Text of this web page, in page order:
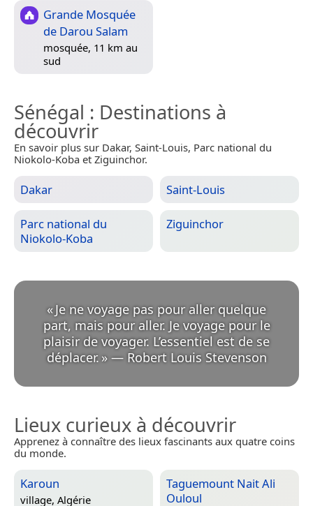
Grande Mosquée
de Darou Salam
mosquée, 11 km au
sud
Sénégal : Destinations à
découvrir
En savoir plus sur Dakar, Saint-Louis, Parc national du
Niokolo-Koba et Ziguinchor.
Dakar Saint-Louis
Parc national du
Niokolo-Koba
Ziguinchor
«Je ne voyage pas pour aller quelque
part, mais pour aller. Je voyage pour le
plaisir de voyager. L’essentiel est de se
déplacer. » — Robert Louis Stevenson
Lieux curieux à découvrir
Apprenez à connaître des lieux fascinants aux quatre coins
du monde.
Karoun
village, Algérie
Taguemount Nait Ali
Ouloul